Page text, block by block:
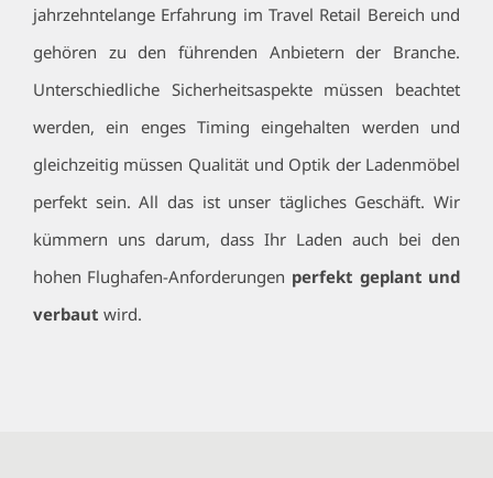
jahrzehntelange Erfahrung im Travel Retail Bereich und
gehören zu den führenden Anbietern der Branche.
Unterschiedliche Sicherheitsaspekte müssen beachtet
werden, ein enges Timing eingehalten werden und
gleichzeitig müssen Qualität und Optik der Ladenmöbel
perfekt sein. All das ist unser tägliches Geschäft. Wir
kümmern uns darum, dass Ihr Laden auch bei den
hohen Flughafen-Anforderungen perfekt geplant und
verbaut wird.